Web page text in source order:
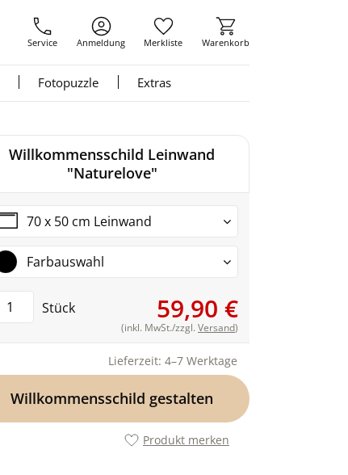
Service Anmeldung Merkliste Warenkorb
Fotopuzzle Extras
Willkommensschild Leinwand
"Naturelove"
70 x 50 cm Leinwand
Farbauswahl
Stück 59,90 €
(inkl. MwSt./zzgl. Versand)
Lieferzeit: 4–7 Werktage
Willkommensschild gestalten
Produkt merken